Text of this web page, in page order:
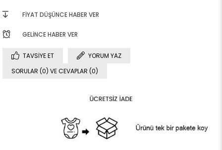
FIYAT DÜŞÜNCE HABER VER
GELINCE HABER VER
TAVSIYE ET
YORUM YAZ
SORULAR (0) VE CEVAPLAR (0)